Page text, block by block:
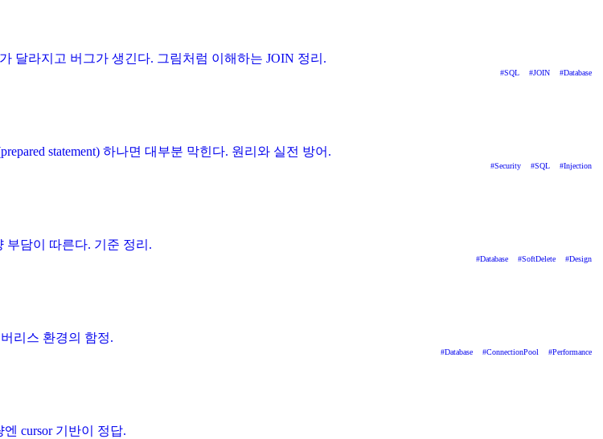
달라지고 버그가 생긴다. 그림처럼 이해하는 JOIN 정리.
#SQL #JOIN #Database
statement) 하나면 대부분 막힌다. 원리와 실전 방어.
#Security #SQL #Injection
부담이 따른다. 기준 정리.
#Database #SoftDelete #Design
리스 환경의 함정.
#Database #ConnectionPool #Performance
cursor 기반이 정답.